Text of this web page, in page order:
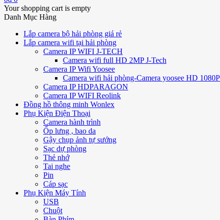
Your shopping cart is empty
Danh Mục Hàng
Lắp camera bộ hải phòng giá rẻ
Lắp camera wifi tại hải phòng
Camera IP WIFI J-TECH
Camera wifi full HD 2MP J-Tech
Camera IP Wifi Yoosee
Camera wifi hải phòng-Camera yoosee HD
Camera IP HDPARAGON
Camera IP WIFI Reolink
Đồng hồ thông minh Wonlex
Phụ Kiện Điện Thoại
Camera hành trình
Ốp lưng , bao da
Gậy chụp ảnh tự sướng
Sạc dự phòng
Thẻ nhớ
Tai nghe
Pin
Cáp sạc
Phụ Kiện Máy Tính
USB
Chuột